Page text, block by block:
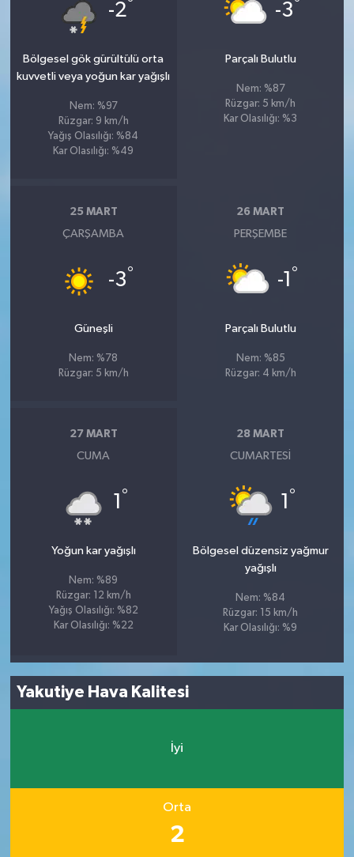
-2°
Bölgesel gök gürültülü orta
kuvvetli veya yoğun kar yağışlı
Nem: %97
Rüzgar: 9 km/h
Yağış Olasılığı: %84
Kar Olasılığı: %49
-3°
Parçalı Bulutlu
Nem: %87
Rüzgar: 5 km/h
Kar Olasılığı: %3
25 MART
ÇARŞAMBA
-3°
Güneşli
Nem: %78
Rüzgar: 5 km/h
26 MART
PERŞEMBE
-1 °
Parçalı Bulutlu
Nem: %85
Rüzgar: 4 km/h
27 MART
CUMA
1 °
Yoğun kar yağışlı
Nem: %89
Rüzgar: 12 km/h
Yağış Olasılığı: %82
Kar Olasılığı: %22
28 MART
CUMARTESI
1 °
Bölgesel düzensiz yağmur
yağışlı
Nem: %84
Rüzgar: 15 km/h
Kar Olasılığı: %9
Yakutiye Hava Kalitesi
İyi
Orta
2